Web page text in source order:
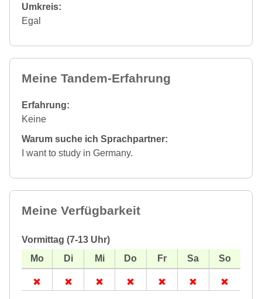
Umkreis:
Egal
Meine Tandem-Erfahrung
Erfahrung:
Keine
Warum suche ich Sprachpartner:
I want to study in Germany.
Meine Verfügbarkeit
Vormittag (7-13 Uhr)